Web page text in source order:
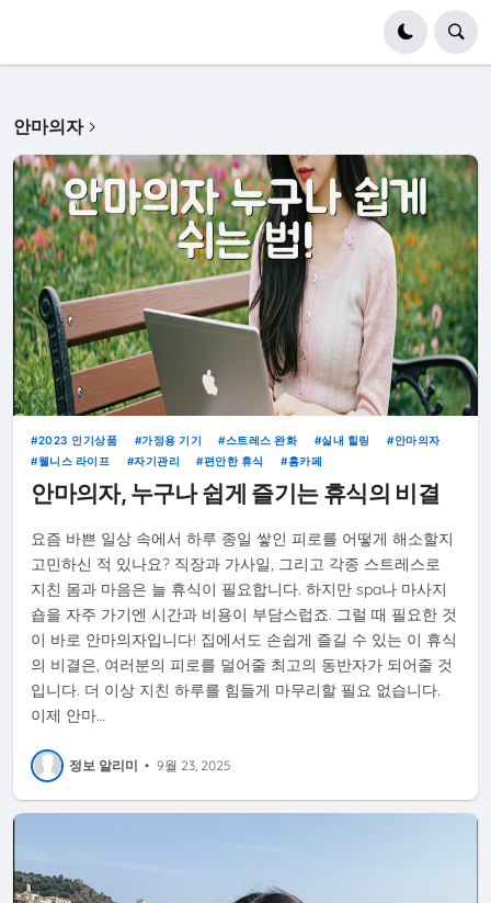
안마의자
2023 인기상품 가정용 기기 스트레스 완화 실내 힐링
안마의자
웰니스 라이프
자기관리 편안한 휴식 홈카페
안마의자, 누구나 쉽게 즐기는 휴식의 비결
요즘 바쁜 일상 속에서 하루 종일 쌓인 피로를 어떻게 해소할지
고민하신 적 있나요? 직장과 가사일, 그리고 각종 스트레스로
지친 몸과 마음은 늘 휴식이 필요합니다. 하지만 spa나 마사지
숍을 자주 가기엔 시간과 비용이 부담스럽죠. 그럴 때 필요한 것
이 바로 안마의자입니다! 집에서도 손쉽게 즐길 수 있는 이 휴식
의 비결은, 여러분의 피로를 덜어줄 최고의 동반자가 되어줄 것
입니다. 더 이상 지친 하루를 힘들게 마무리할 필요 없습니다.
이제 안마…
정보 알리미 • 9월 23, 2025